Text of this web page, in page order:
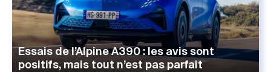
Essais de l’Alpine A390 : les avis sont
positifs, mais tout n’est pas parfait